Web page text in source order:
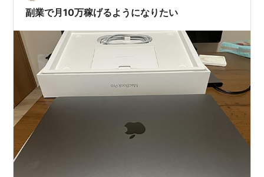
対…
副業で月10万稼げるようになりたい